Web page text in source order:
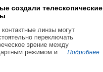
создали телескопические
контактные линзы могут
переключать
зрение между
режимом и ... Подробнее